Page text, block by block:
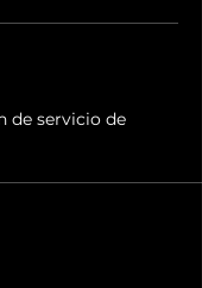
de servicio de